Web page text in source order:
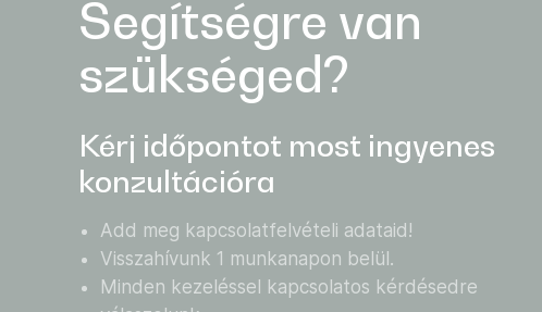
Segítségre van
szükséged?
Kérj időpontot most ingyenes
konzultációra
Add meg kapcsolatfelvételi adataid!
Visszahívunk 1 munkanapon belül.
Minden kezeléssel kapcsolatos kérdésedre